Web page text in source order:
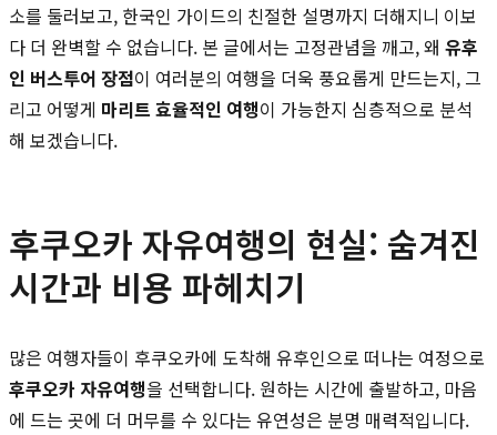
소를 둘러보고, 한국인 가이드의 친절한 설명까지 더해지니 이보
다 더 완벽할 수 없습니다. 본 글에서는 고정관념을 깨고, 왜 유후
인 버스투어 장점이 여러분의 여행을 더욱 풍요롭게 만드는지, 그
리고 어떻게 마리트 효율적인 여행이 가능한지 심층적으로 분석
해 보겠습니다.
후쿠오카 자유여행의 현실: 숨겨진
시간과 비용 파헤치기
많은 여행자들이 후쿠오카에 도착해 유후인으로 떠나는 여정으로
후쿠오카 자유여행을 선택합니다. 원하는 시간에 출발하고, 마음
에 드는 곳에 더 머무를 수 있다는 유연성은 분명 매력적입니다.